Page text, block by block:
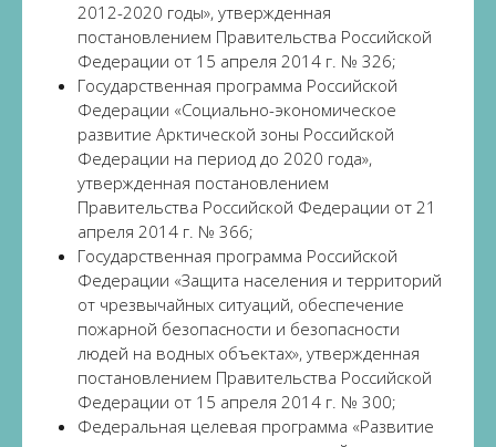
2012-2020 годы», утвержденная
постановлением Правительства Российской
Федерации от 15 апреля 2014 г. № 326;
Государственная программа Российской
Федерации «Социально-экономическое
развитие Арктической зоны Российской
Федерации на период до 2020 года»,
утвержденная постановлением
Правительства Российской Федерации от 21
апреля 2014 г. № 366;
Государственная программа Российской
Федерации «Защита населения и территорий
от чрезвычайных ситуаций, обеспечение
пожарной безопасности и безопасности
людей на водных объектах», утвержденная
постановлением Правительства Российской
Федерации от 15 апреля 2014 г. № 300;
Федеральная целевая программа «Развитие